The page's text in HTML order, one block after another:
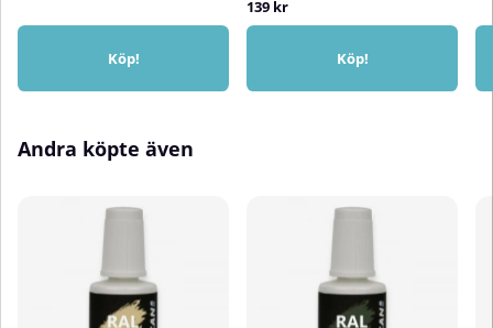
användning genom att spraya
upp och ner i 5 sekunder⚠️
Applicera inte på syntetiska
färger🎨 Färg på skärm kan
Köp!
139 kr
Köp!
Andra köpte även